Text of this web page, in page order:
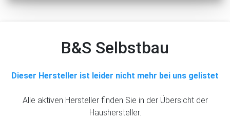
B&S Selbstbau
Dieser Hersteller ist leider nicht mehr bei uns gelistet
Alle aktiven Hersteller finden Sie in der Übersicht der
Haushersteller.